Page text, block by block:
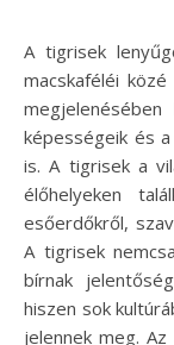
A tigrisek lenyűgöző állatok, melyek a föld legnagyobb
macskaféléi
képességeik és
is. A tigrisek a
élőhelyeken
esőerdőkről,
A tigrisek
bírnak
hiszen sok
jelennek meg.